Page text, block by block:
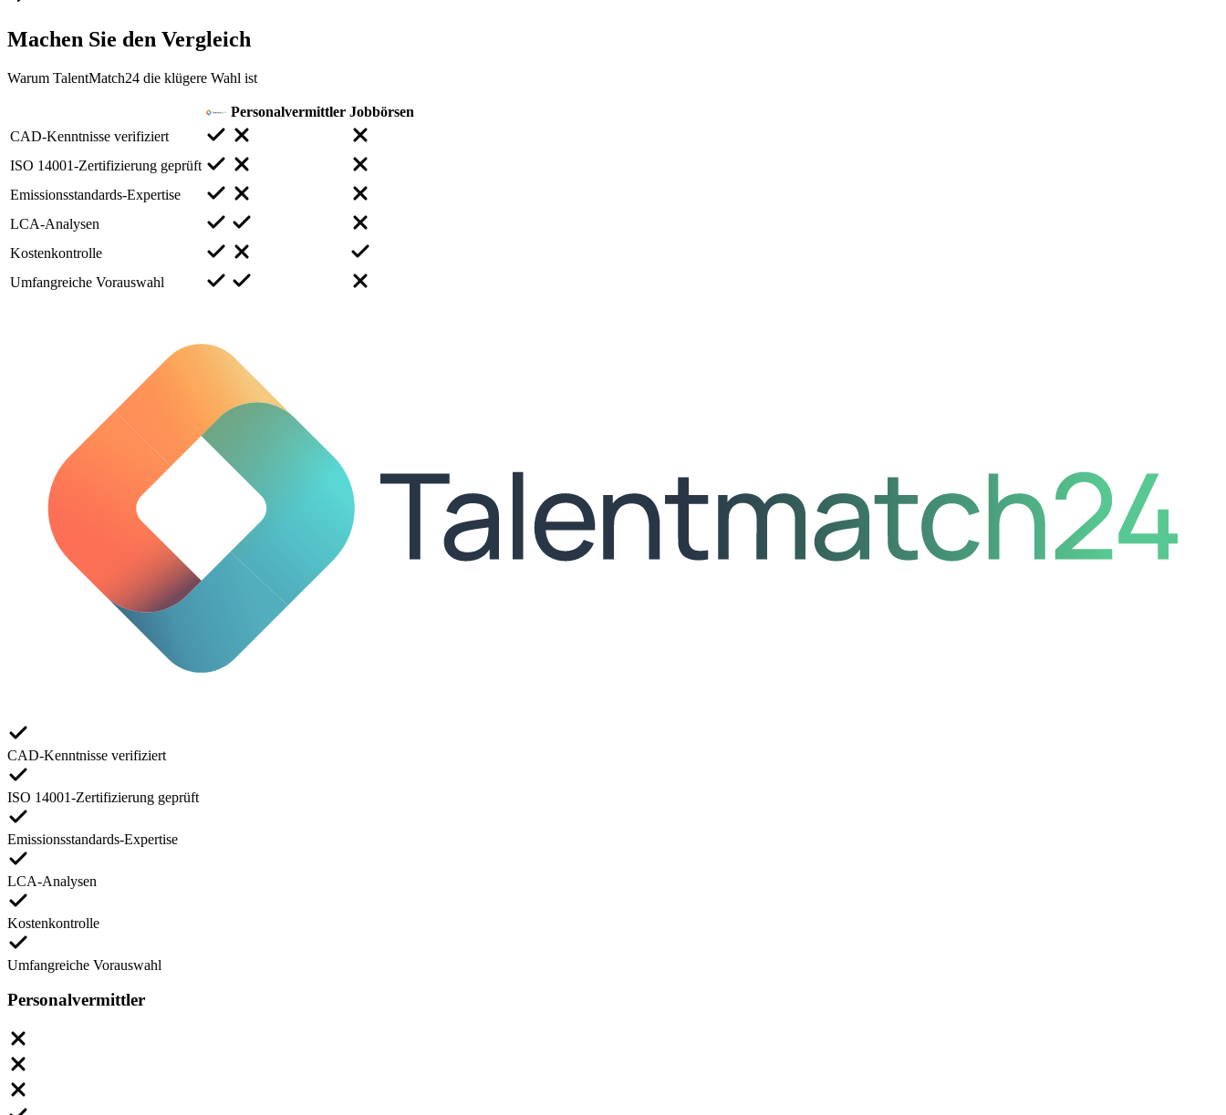
Machen Sie den Vergleich
Warum TalentMatch24 die klügere Wahl ist
Personalvermittler Jobbörsen
CAD-Kenntnisse verifiziert
ISO 14001-Zertifizierung geprüft
Emissionsstandards-Expertise
LCA-Analysen
Kostenkontrolle
Umfangreiche Vorauswahl
CAD-Kenntnisse verifiziert
ISO 14001-Zertifizierung geprüft
Emissionsstandards-Expertise
LCA-Analysen
Kostenkontrolle
Umfangreiche Vorauswahl
Personalvermittler